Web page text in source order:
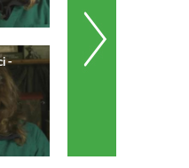
-
Francesca e i suoi